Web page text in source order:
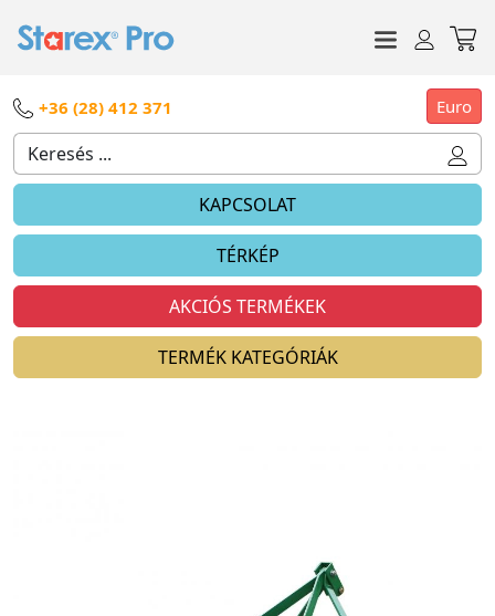
+36 (28) 412 371 Euro
KAPCSOLAT
TÉRKÉP
AKCIÓS TERMÉKEK
TERMÉK KATEGÓRIÁK